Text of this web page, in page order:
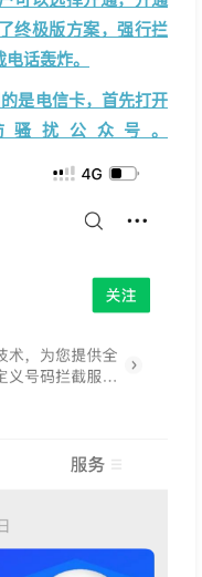
终极版方案，强行拦
话轰炸。
是电信卡，首先打开
扰公众号。